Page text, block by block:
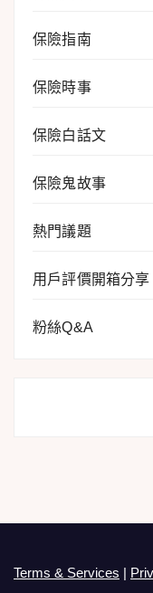
保險指南
保險時事
保險白話文
保險鬼故事
熱門議題
用戶評價開箱分享
粉絲Q&A
Terms & Services |